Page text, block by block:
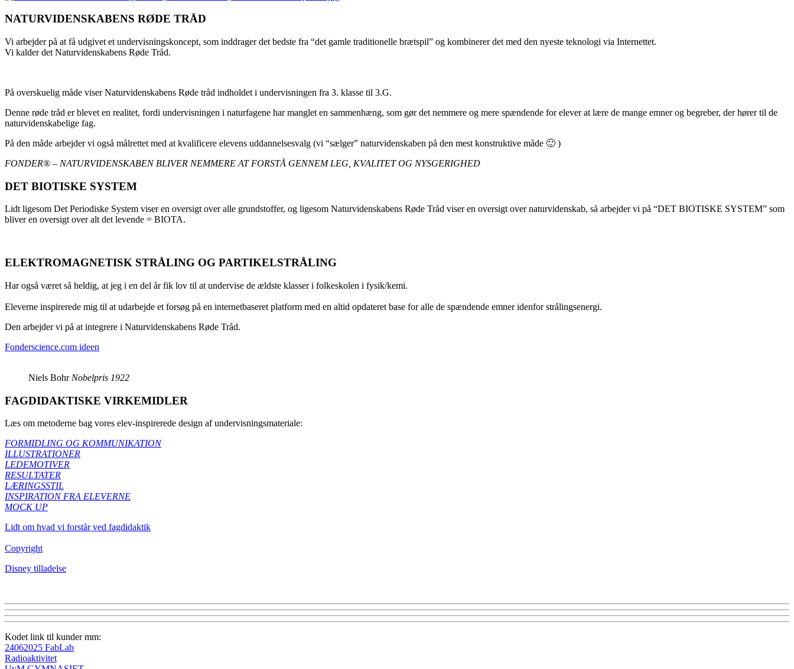
NATURVIDENSKABENS RØDE TRÅD
Vi arbejder på at få udgivet et undervisningskoncept, som inddrager det bedste fra “det gamle traditionelle brætspil” og kombinerer det med den nyeste teknologi via Internettet.
Vi kalder det Naturvidenskabens Røde Tråd.
På overskuelig måde viser Naturvidenskabens Røde tråd indholdet i undervisningen fra 3. klasse til 3.G.
Denne røde tråd er blevet en realitet, fordi undervisningen i naturfagene har manglet en sammenhæng, som gør det nemmere og mere spændende for elever at lære de mange emner og begreber, der hører til de
naturvidenskabelige fag.
På den måde arbejder vi også målrettet med at kvalificere elevens uddannelsesvalg (vi “sælger” naturvidenskaben på den mest konstruktive måde 🙂 )
FONDER® – NATURVIDENSKABEN BLIVER NEMMERE AT FORSTÅ GENNEM LEG, KVALITET OG NYSGERIGHED
DET BIOTISKE SYSTEM
Lidt ligesom Det Periodiske System viser en oversigt over alle grundstoffer, og ligesom Naturvidenskabens Røde Tråd viser en oversigt over naturvidenskab, så arbejder vi på “DET BIOTISKE SYSTEM” som
bliver en oversigt over alt det levende = BIOTA.
ELEKTROMAGNETISK STRÅLING OG PARTIKELSTRÅLING
Har også været så heldig, at jeg i en del år fik lov til at undervise de ældste klasser i folkeskolen i fysik/kemi.
Eleverne inspirerede mig til at udarbejde et forsøg på en internetbaseret platform med en altid opdateret base for alle de spændende emner idenfor strålingsenergi.
Den arbejder vi på at integrere i Naturvidenskabens Røde Tråd.
Fonderscience.com ideen
Niels Bohr Nobelpris 1922
FAGDIDAKTISKE VIRKEMIDLER
Læs om metoderne bag vores elev-inspirerede design af undervisningsmateriale:
FORMIDLING OG KOMMUNIKATION
ILLUSTRATIONER
LEDEMOTIVER
RESULTATER
LÆRINGSSTIL
INSPIRATION FRA ELEVERNE
MOCK UP
Lidt om hvad vi forstår ved fagdidaktik
Copyright
Disney tilladelse
Kodet link til kunder mm:
24062025 FabLab
Radioaktivitet